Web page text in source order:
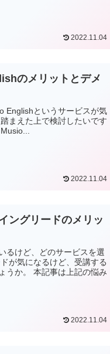
2022.11.04
のメリットとデメ
Englishというサービスが気
まえた上で検討したいです
2022.11.04
ングリードのメリッ
るけど、どのサービスを選
が気になるけど、受講する
うか。 本記事は上記の悩み
2022.11.04